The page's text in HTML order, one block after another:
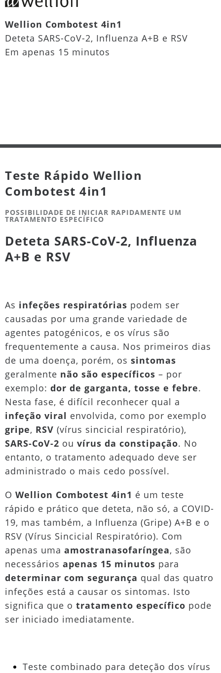
Wellion Combotest 4in1
Deteta SARS-CoV-2, Influenza A+B e RSV
Em apenas 15 minutos
Teste Rápido Wellion
Combotest 4in1
POSSIBILIDADE DE INICIAR RAPIDAMENTE UM
TRATAMENTO ESPECÍFICO
Deteta SARS-CoV-2, Influenza
A+B e RSV
As infeções respiratórias podem ser
causadas por uma grande variedade de
agentes patogénicos, e os vírus são
frequentemente a causa. Nos primeiros dias
de uma doença, porém, os sintomas
geralmente não são específicos – por
exemplo: dor de garganta, tosse e febre.
Nesta fase, é difícil reconhecer qual a
infeção viral envolvida, como por exemplo
gripe, RSV (vírus sincicial respiratório),
SARS-CoV-2 ou vírus da constipação. No
entanto, o tratamento adequado deve ser
administrado o mais cedo possível.
O Wellion Combotest 4in1 é um teste
rápido e prático que deteta, não só, a COVID-
19, mas também, a Influenza (Gripe) A+B e o
RSV (Vírus Sincicial Respiratório). Com
apenas uma amostranasofaríngea, são
necessários apenas 15 minutos para
determinar com segurança qual das quatro
infeções está a causar os sintomas. Isto
significa que o tratamento específico pode
ser iniciado imediatamente.
Teste combinado para deteção dos vírus